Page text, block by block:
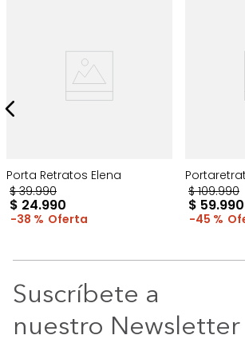
Porta Retratos Elena
$ 39.990
$ 24.990
38 %
$ 109.990
$ 59.990
45 %
Suscríbete a
nuestro Newsletter